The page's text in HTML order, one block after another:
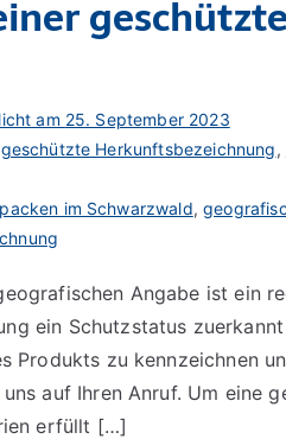
am 25. September 2023
geschützte Herkunftsbezeichnung,
im Schwarzwald,
Angabe ist ein
ein Schutzstatus
Produkts zu kennzeichnen
auf Ihren Anruf. Um eine
erfüllt […]